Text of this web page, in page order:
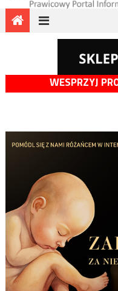
WESPRZYJ